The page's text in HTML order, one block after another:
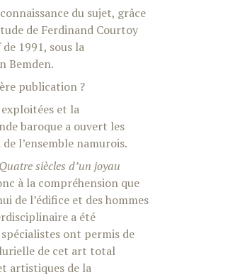
du sujet, grâce
de Ferdinand Courtoy
1991, sous la
Bemden.
publication ?
et la
baroque a ouvert les
l’ensemble namurois.
siècles d’un joyau
à la compréhension que
de l’édifice et des hommes
a été
ont permis de
de cet art total
artistiques de la